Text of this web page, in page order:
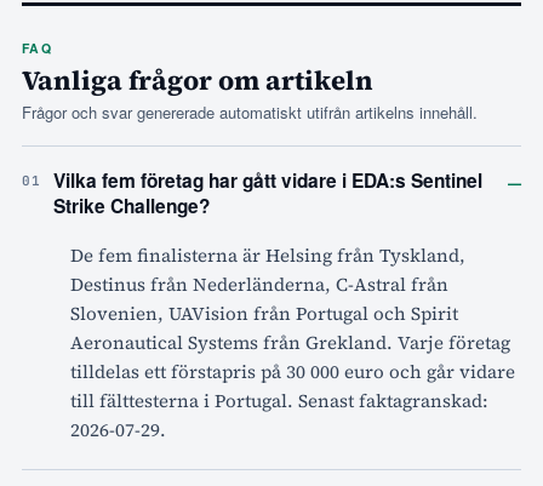
FAQ
Vanliga frågor om artikeln
Frågor och svar genererade automatiskt utifrån artikelns innehåll.
01
Vilka fem företag har gått vidare i EDA:s Sentinel
Strike Challenge?
–
De fem finalisterna är Helsing från Tyskland,
Destinus från Nederländerna, C-Astral från
Slovenien, UAVision från Portugal och Spirit
Aeronautical Systems från Grekland. Varje företag
tilldelas ett förstapris på 30 000 euro och går vidare
till fälttesterna i Portugal. Senast faktagranskad:
2026-07-29.